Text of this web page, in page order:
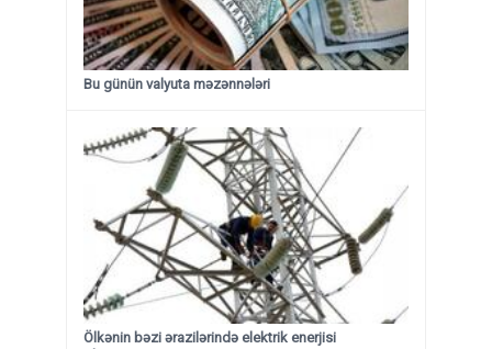
Bu günün valyuta məzənnələri
Ölkənin bəzi ərazilərində elektrik enerjisi